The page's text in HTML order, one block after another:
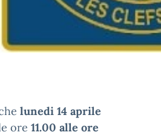
lunedi 14 aprile
ore 11.00 alle ore